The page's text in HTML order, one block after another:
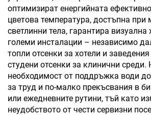
оптимизират енергийната
цветова температура, достъпна при
светлинни тела, гарантира
големи инсталации – независимо
топли отсенки за хотели и
студени отсенки за клинични
необходимост от поддръжка води
за труд и по-малко прекъсвания в
или ежедневните рутини, тъй като
неудобството от чести сервизни